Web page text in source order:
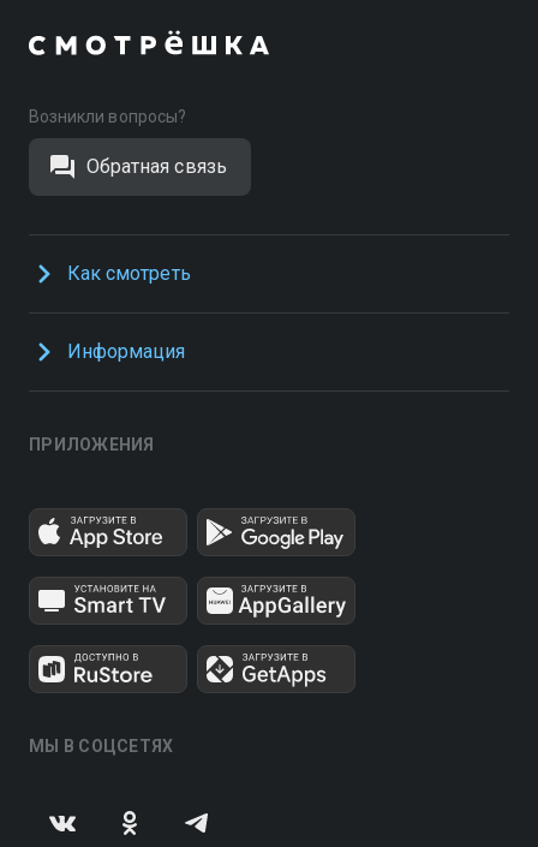
Возникли вопросы?
Обратная связь
Как смотреть
Информация
ПРИЛОЖЕНИЯ
МЫ В СОЦСЕТЯХ